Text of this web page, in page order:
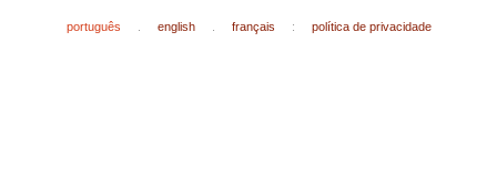
português english français : política de privacidade